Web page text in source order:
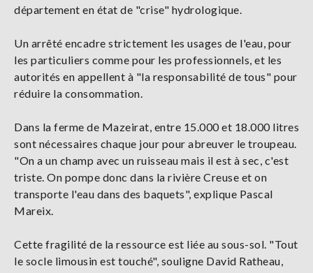
département en état de "crise" hydrologique.
Un arrêté encadre strictement les usages de l'eau, pour
les particuliers comme pour les professionnels, et les
autorités en appellent à "la responsabilité de tous" pour
réduire la consommation.
Dans la ferme de Mazeirat, entre 15.000 et 18.000 litres
sont nécessaires chaque jour pour abreuver le troupeau.
"On a un champ avec un ruisseau mais il est à sec, c'est
triste. On pompe donc dans la rivière Creuse et on
transporte l'eau dans des baquets", explique Pascal
Mareix.
Cette fragilité de la ressource est liée au sous-sol. "Tout
le socle limousin est touché", souligne David Ratheau,